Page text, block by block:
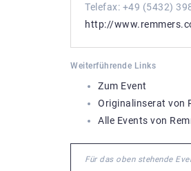
Telefax: +49 (5432)
http://
Weiterführende Links
Zum Event
Originalinserat von
Alle Events von
Für das oben stehende